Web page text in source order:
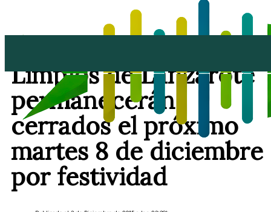
Limpios de Lanzarote
permanecerán
cerrados el próximo
martes 8 de diciembre
por festividad